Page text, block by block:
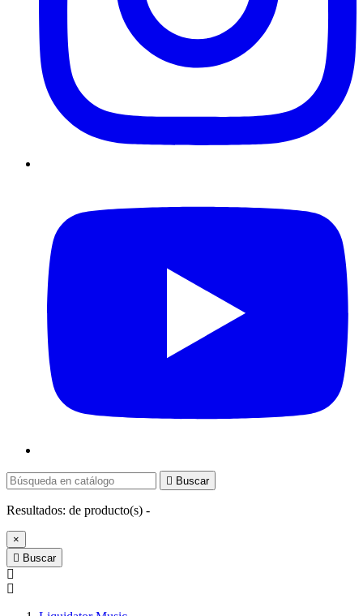
 Buscar
Resultados: de producto(s) -
×
 Buscar